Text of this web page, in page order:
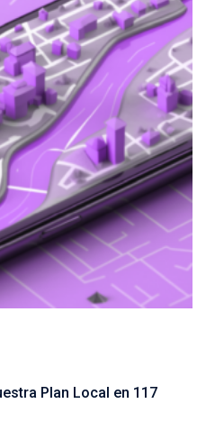
Plan Local en 117